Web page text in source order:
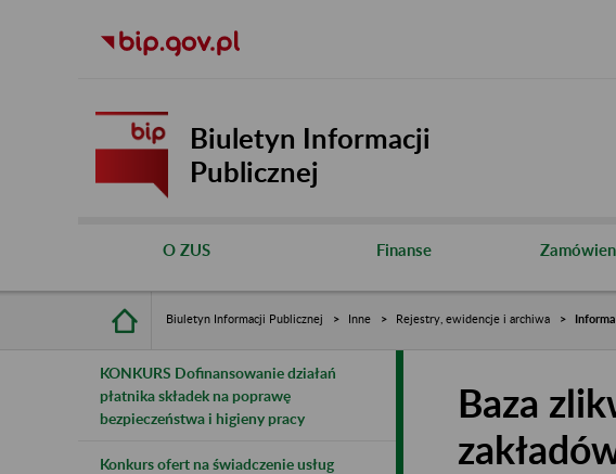
Biuletyn Informacji
Publicznej
O ZUS Finanse
Biuletyn Informacji Publicznej Inne Rejestry, ewidencje i archiwa
KONKURS Dofinansowanie działań
płatnika składek na poprawę
bezpieczeństwa i higieny pracy
Konkurs ofert na świadczenie usług
Baza